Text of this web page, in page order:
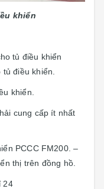
khiển
tủ điều khiển
điều khiển.
khiển.
cung cấp ít nhất
PCCC FM200. –
thị trên đồng hồ.
24